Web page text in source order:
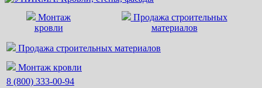
Монтаж
кровли
Продажа строительных
материалов
Продажа строительных материалов
Монтаж кровли
8 (800) 333-00-94